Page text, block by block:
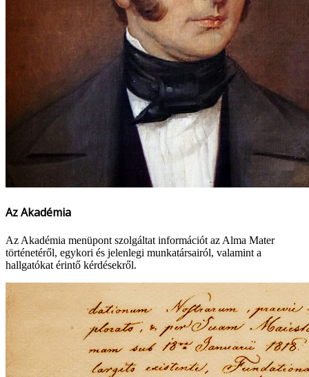
Az Akadémia
Az Akadémia menüpont szolgáltat információt az Alma Mater
történetéről, egykori és jelenlegi munkatársairól, valamint a
hallgatókat érintő kérdésekről.